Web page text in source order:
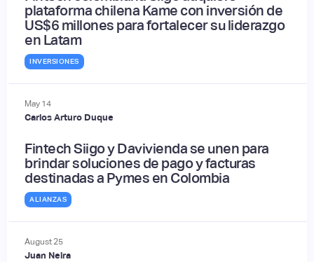
plataforma chilena Kame con inversión de
US$6 millones para fortalecer su liderazgo
en Latam
INVERSIONES
May 14
Carlos Arturo Duque
Fintech Siigo y Davivienda se unen para
brindar soluciones de pago y facturas
destinadas a Pymes en Colombia
ALIANZAS
August25
Juan Neira